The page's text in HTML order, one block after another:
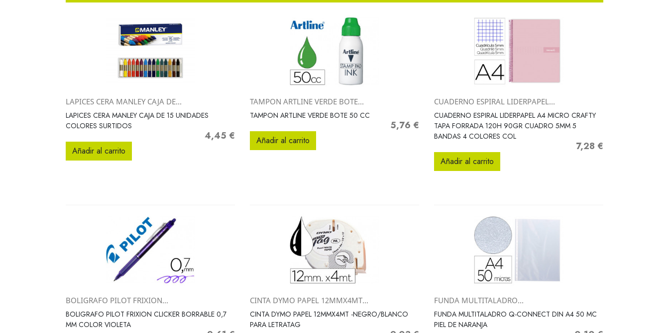
 Vista rápida
LAPICES CERA MANLEY CAJA DE...
LAPICES CERA MANLEY CAJA DE 15 UNIDADES
COLORES SURTIDOS
Precio
4,45 €
Añadir al carrito
Vista rápida
TAMPON ARTLINE VERDE BOTE...
TAMPON ARTLINE VERDE BOTE 50 CC
Precio
5,76 €
Añadir al carrito
Vista rápida
CUADERNO ESPIRAL LIDERPAPEL...
CUADERNO ESPIRAL LIDERPAPEL A4 MICRO CRAFTY
TAPA FORRADA 120H 90GR CUADRO 5MM 5
BANDAS 4 COLORES COL
Precio
7,28 €
Añadir al carrito
Vista rápida
BOLIGRAFO PILOT FRIXION...
BOLIGRAFO PILOT FRIXION CLICKER BORRABLE 0,7
MM COLOR VIOLETA
 Vista rápida
CINTA DYMO PAPEL 12MMX4MT...
CINTA DYMO PAPEL 12MMX4MT -NEGRO/BLANCO
PARA LETRATAG
Vista rápida
FUNDA MULTITALADRO...
FUNDA MULTITALADRO Q-CONNECT DIN A4 50 MC
PIEL DE NARANJA